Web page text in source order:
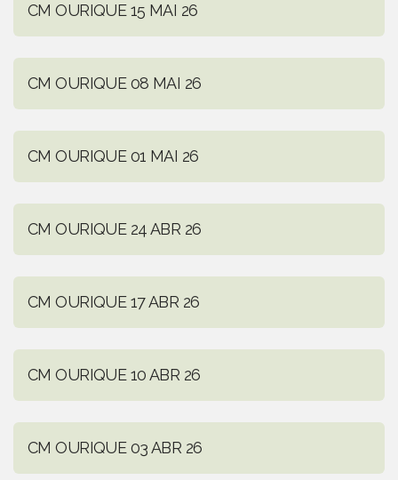
CM OURIQUE 15 MAI 26
CM OURIQUE 08 MAI 26
CM OURIQUE 01 MAI 26
CM OURIQUE 24 ABR 26
CM OURIQUE 17 ABR 26
CM OURIQUE 10 ABR 26
CM OURIQUE 03 ABR 26